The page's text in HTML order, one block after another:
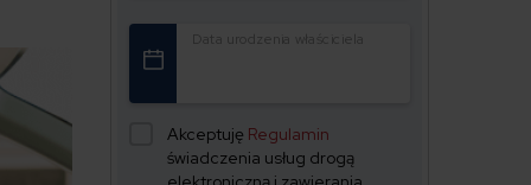
Data urodzenia właściciela
Akceptuję Regulamin
świadczenia usług drogą